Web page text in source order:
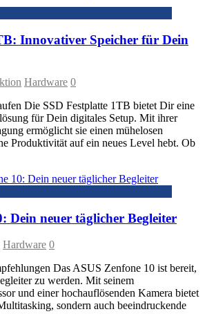
Innovativer Speicher für Dein
Hardware 0
Die SSD Festplatte 1TB bietet Dir eine
für Dein digitales Setup. Mit ihrer
ermöglicht sie einen mühelosen
Produktivität auf ein neues Level hebt. Ob
Dein neuer täglicher Begleiter
Hardware 0
Das ASUS Zenfone 10 ist bereit,
zu werden. Mit seinem
und einer hochauflösenden Kamera bietet
sondern auch beeindruckende